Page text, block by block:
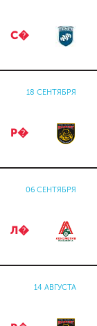
С�
18 СЕНТЯБРЯ
Р�
06 СЕНТЯБРЯ
Л�
14 АВГУСТА